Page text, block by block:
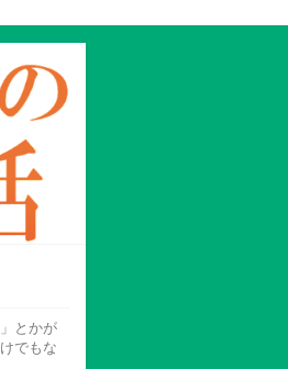
とかが
でもな